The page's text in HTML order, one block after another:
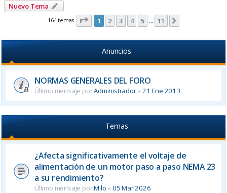
Nuevo Tema
164 temas Página de 11
1 2 3 4 5 … 11
Anuncios
NORMAS GENERALES DEL FORO
Último mensaje porAdministrador«21 Ene 2013
Temas
¿Afecta significativamente el voltaje de
alimentación de un motor paso a paso NEMA 23
a su rendimiento?
Último mensaje porMilo « 05 Mar 2026